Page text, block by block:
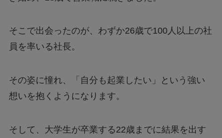
そこで出会ったのが、わずか26歳で100人以上の社
員を率いる社長。
その姿に憧れ、「自分も起業したい」という強い
想いを抱くようになります。
そして、大学生が卒業する22歳までに結果を出す